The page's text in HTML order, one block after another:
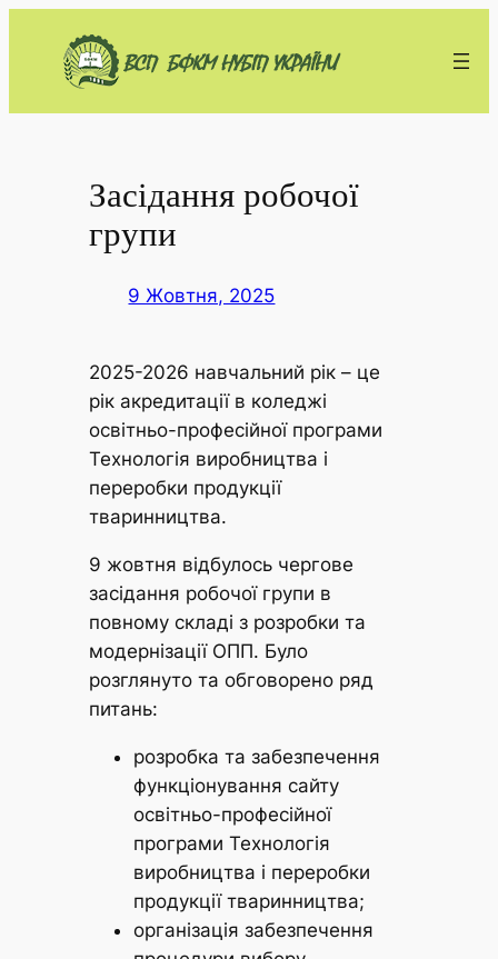
вмісту
Засідання робочої
групи
9 Жовтня, 2025
2025-2026 навчальний рік – це
рік акредитації в коледжі
освітньо-професійної програми
Технологія виробництва і
переробки продукції
тваринництва.
9 жовтня відбулось чергове
засідання робочої групи в
повному складі з розробки та
модернізації ОПП. Було
розглянуто та обговорено ряд
питань:
розробка та забезпечення
функціонування сайту
освітньо-професійної
програми Технологія
виробництва і переробки
продукції тваринництва;
організація забезпечення